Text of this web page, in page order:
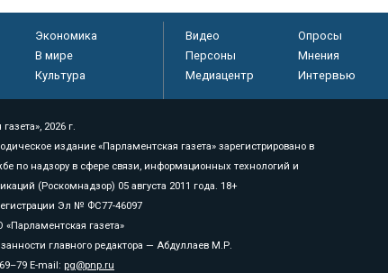
Экономика
В мире
Культура
Видео Опросы
Персоны
Мнения
Медиацентр
Интервью
2026 г.
издание «Парламентская газета» зарегистрировано в
по надзору в сфере связи, информационных технологий и
(Роскомнадзор) 05 августа 2011 года. 18+
Эл № ФС77-46097
газета»
главного редактора — Абдуллаев М.Р.
E-mail: pg@pnp.ru